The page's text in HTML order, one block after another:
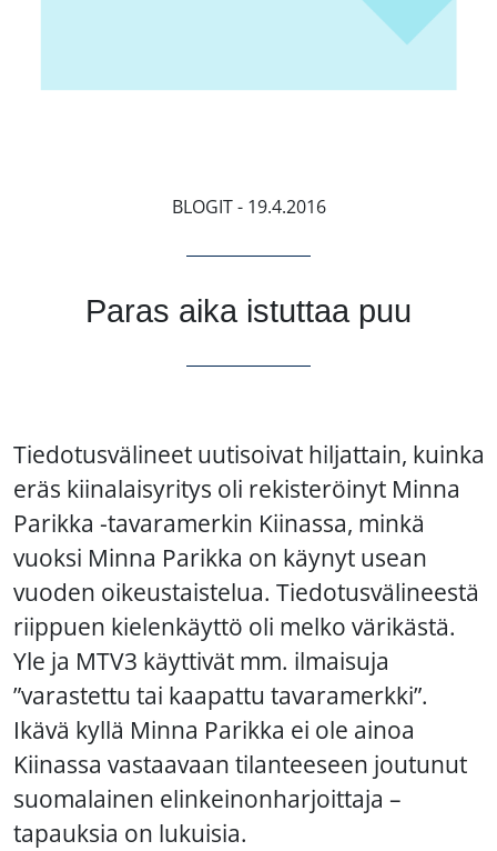
BLOGIT- 19.4.2016
Paras aika istuttaa puu
Tiedotusvälineet uutisoivat hiljattain, kuinka
eräs kiinalaisyritys oli rekisteröinyt Minna
Parikka -tavaramerkin Kiinassa, minkä
vuoksi Minna Parikka on käynyt usean
vuoden oikeustaistelua. Tiedotusvälineestä
riippuen kielenkäyttö oli melko värikästä.
Yle ja MTV3 käyttivät mm. ilmaisuja
”varastettu tai kaapattu tavaramerkki”.
Ikävä kyllä Minna Parikka ei ole ainoa
Kiinassa vastaavaan tilanteeseen joutunut
suomalainen elinkeinonharjoittaja –
tapauksia on lukuisia.